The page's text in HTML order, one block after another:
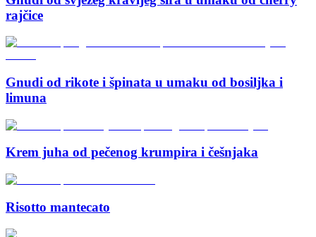
rajčice
Gnudi od rikote i špinata u umaku od bosiljka i
limuna
Krem juha od pečenog krumpira i češnjaka
Risotto mantecato